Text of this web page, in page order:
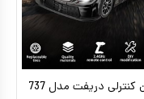
ماشین کنترلی دریفت مدل 737